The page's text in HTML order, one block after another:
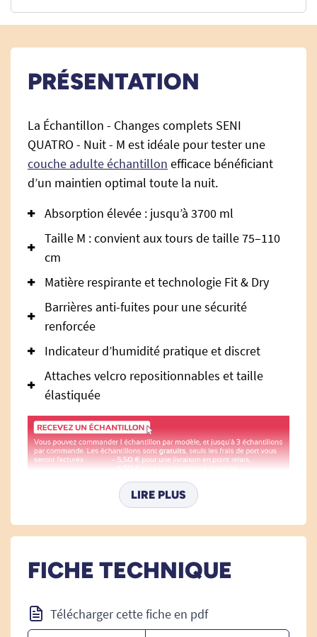
PRÉSENTATION
La Échantillon - Changes complets SENI
QUATRO - Nuit - M est idéale pour tester une
couche adulte échantillon efficace bénéficiant
d’un maintien optimal toute la nuit.
Absorption élevée : jusqu’à 3700 ml
Taille M : convient aux tours de taille 75–110
cm
Matière respirante et technologie Fit & Dry
Barrières anti-fuites pour une sécurité
renforcée
Indicateur d’humidité pratique et discret
Attaches velcro repositionnables et taille
élastiquée
Changes complets SENI
QUATRO - Nuit - M : une
protection optimale pour la nuit
Lechange complet SENI QUATRO - Nuit - Taille
personnes souffrant d’incontinence modérée à
forte, particulièrement la nuit ou lors de
LIRE PLUS
FICHE TECHNIQUE
Télécharger cette fiche en pdf